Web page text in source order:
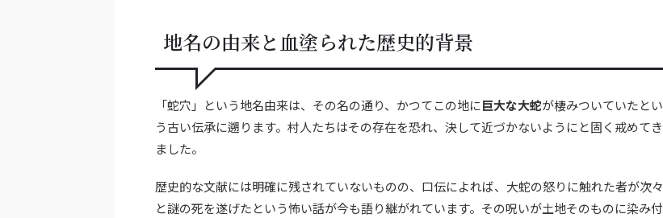
地名の由来と血塗られた歴史的背景
「蛇穴」という地名由来は、その名の通り、かつてこの地に巨大な大蛇が棲みついていたとい
う古い伝承に遡ります。村人たちはその存在を恐れ、決して近づかないようにと固く戒めてき
ました。
歴史的な文献には明確に残されていないものの、口伝によれば、大蛇の怒りに触れた者が次々
と謎の死を遂げたという怖い話が今も語り継がれています。その呪いが土地そのものに染み付